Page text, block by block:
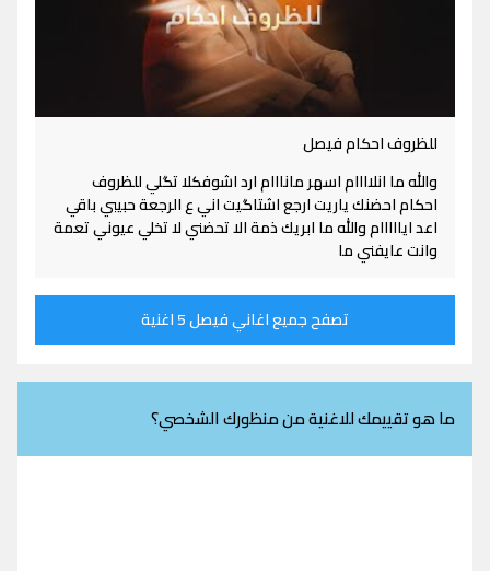
للظروف احكام فيصل
والله ما انلاااام اسهر مانااام ارد اشوفكلا تگلي للظروف
احكام احضنك ياريت ارجع اشتاگيت اني ع الرجعة حبيبي باقي
اعد ايااااام والله ما ابريك ذمة الا تحضني لا تخلي عيوني تعمة
وانت عايفني ما
تصفح جميع اغاني فيصل 5 اغنية
ما هو تقييمك للاغنية من منظورك الشخصي؟